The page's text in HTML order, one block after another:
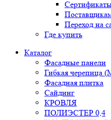
Переход на
Где купить
Каталог
Фасадные панели
Гибкая черепица
Фасадная плитка
Сайдинг
КРОВЛЯ
ПОЛИЭСТЕР 0,4